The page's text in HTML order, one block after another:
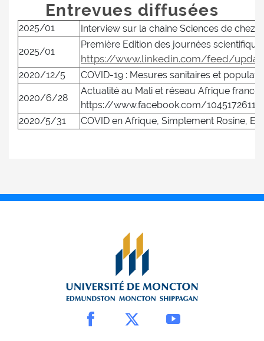
Entrevues diffusées
2025/01 Interview sur la chaine Sciences de chez
2025/01
Première Edition des journées
https://www.linkedin.com/feed/
2020/12/5 COVID-19 : Mesures sanitaires et
2020/6/28
Actualité au Mali et réseau Afrique
https://www.facebook.com/
2020/5/31
COVID en Afrique, Simplement Rosine,